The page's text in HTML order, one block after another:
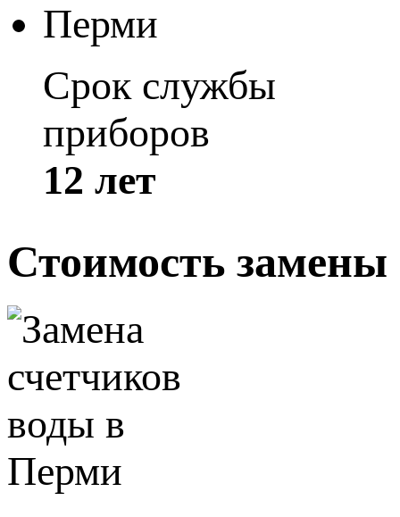
Срок службы
приборов
12 лет
Стоимость замены